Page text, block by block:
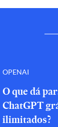
OPENAI
O que dá
ChatGPT
ilimitados?